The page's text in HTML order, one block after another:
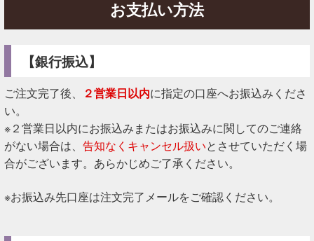
お支払い方法
【銀行振込】
ご注文完了後、 ２営業日以内に指定の口座へお振込みくださ
い。
※２営業日以内にお振込みまたはお振込みに関してのご連絡
がない場合は、 告知なくキャンセル扱いとさせていただく場
合がございます。あらかじめご了承ください。
※お振込み先口座は注文完了メールをご確認ください。